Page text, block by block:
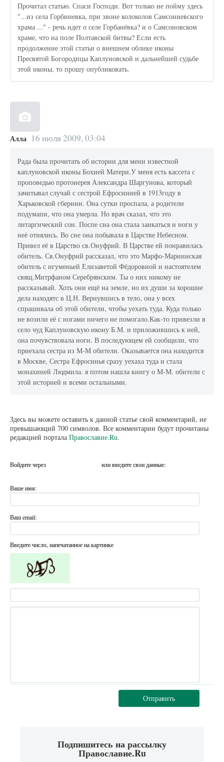
Прочитал статью. Спаси Господи. Вот только не пойму здесь
"...из села Горбиневка, при звоне колоколов Самсониевского
храма ..." - речь идет о селе Горбанёвка? и о Самсоновском
храме, что на поле Полтавской битвы? Если есть
продолжение этой статьи о внешнем облике иконы
Пресвятой Богородицы Каплуновской и дальнейшей судьбе
этой иконы, то прошу опубликовать.
Алла 16 июля 2009, 03:04
Рада была прочитать об истории для мени известной
каплуновской иконы Бохией Матери.У меня есть кассета с
проповедью протоиерея Александра Шаргунова, который
зачитывал случай с сестрой Ефросинией в 1913году в
Харьковской гбернии. Она сутки проспала, а родители
подумапи, что она умерла. Но врач сказал, что это
литаргический сон. Поспе сна она стала заикаться и ноги у
неё отнялись. Во сне она побывала в Царстве Небесном.
Привел её в Царство св.Онуфрий. В Царстве ей понравилась
обитель. Св.Онуфрий рассказал, что это Марфо-Мариинская
обитель с игуменьей Елизаветой Фёдоровной и настоятелем
свящ.Митрфаном Серебрянским. Ты о них никому не
рассказывай. Хоть они ещё на земле, но их души за хорошие
дела находятс в Ц.Н. Вернувшись в тело, она у всех
спрашивала об этой обители, чтобы уехать туда. Куда только
не возили её с ногами ничего не помогало.Как-то привезли в
село чуд Каплуновскую икону Б.М. и приложившись к ней,
она почувствовала ноги. В последующем ей сообщили, что
приехала сестра из М-М обители. Оказывается она находится
в Москве, Сестра Ефросинья сразу уехаха туда и стала
монахиней Людмила. я потом нашла книгу о М-М. обители с
этой историей и всеми остальными.
Здесь вы можете оставить к данной статье свой комментарий, не
превышающий 700 символов. Все комментарии будут прочитаны
редакцией портала Православие.Ru.
Войдите через или введите свои данные:
Ваше имя:
Ваш email:
Введите число, напечатанное на картинке
Отправить
Подпишитесь на рассылку
Православие.Ru